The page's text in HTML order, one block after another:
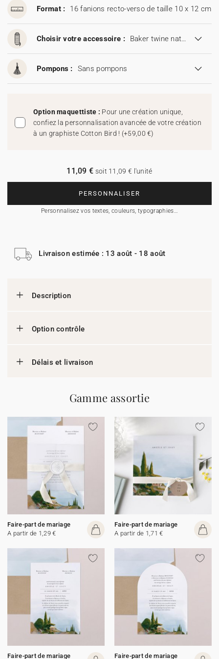
Format : 16 fanions recto-verso de taille 10 x 12 cm
Choisir votre accessoire : Baker twine naturel
Pompons : Sans pompons
Option maquettiste : Pour une création unique,
confiez la personnalisation avancée de votre création
à un graphiste Cotton Bird ! (+59,00 €)
PERSONNALISER
Personnalisez vos textes, couleurs, typographies…
11,09 € soit 11,09 € l'unité
Livraison estimée : 13 août - 18 août
Description
Option contrôle
Délais et livraison
Gamme assortie
Faire-part de mariage
A partir de 1,29 €
Faire-part de mariage
A partir de 1,71 €
Faire-part de mariage Faire-part de mariage